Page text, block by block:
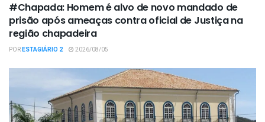
#Chapada: Homem é alvo de novo mandado de
prisão após ameaças contra oficial de Justiça na
região chapadeira
PORESTAGIÁRIO 2 2026/08/05